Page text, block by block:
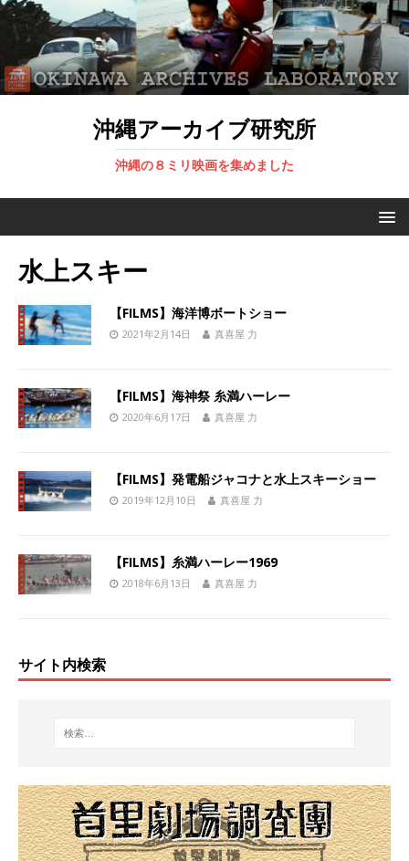
沖縄アーカイブ研究所
沖縄の８ミリ映画を集めました
水上スキー
【FILMS】海洋博ボートショー
2021年2月14日 真喜屋 力
【FILMS】海神祭 糸満ハーレー
2020年6月17日 真喜屋 力
【FILMS】発電船ジャコナと水上スキーショー
2019年12月10日 真喜屋 力
【FILMS】糸満ハーレー1969
2018年6月13日 真喜屋 力
サイト内検索